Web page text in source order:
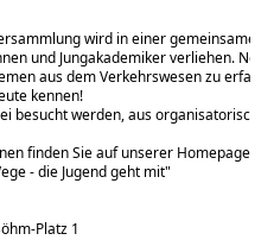
wird in einer gemeinsamen
und Jungakademiker verliehen.
aus dem Verkehrswesen zu
kennen!
besucht werden, aus
finden Sie auf unserer Homepage
- die Jugend geht mit"
Platz 1